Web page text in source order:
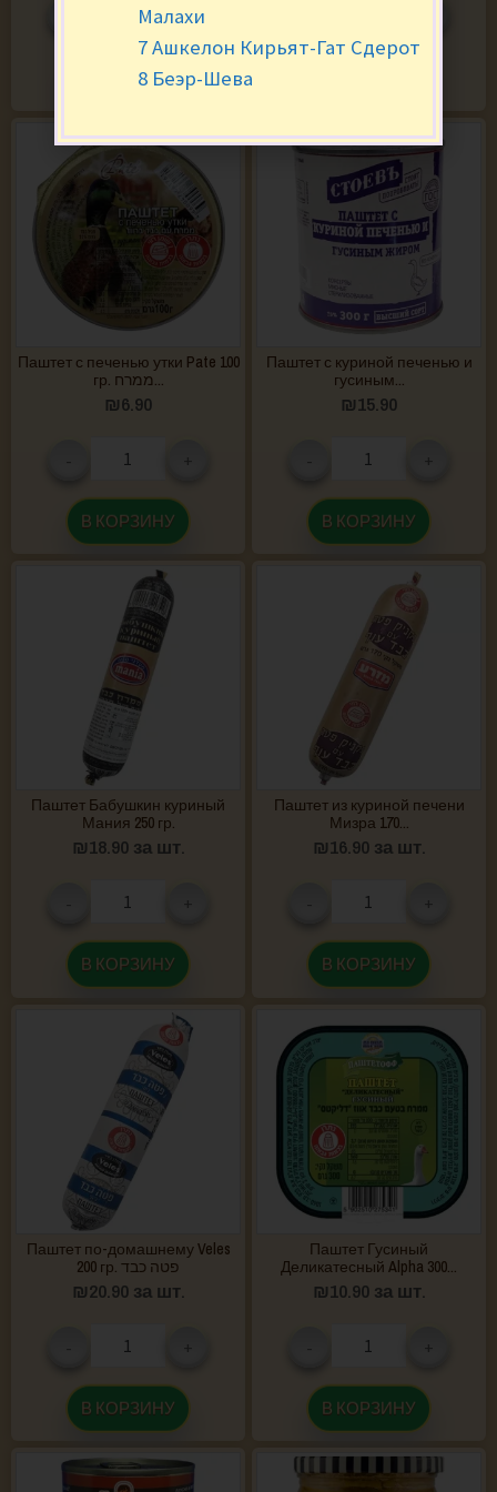
+
В КОРЗИНУ
Паштет с печенью утки Pate 100
гр. ממרח...
₪6.90
В КОРЗИНУ
Паштет с куриной печенью и
гусиным...
₪15.90
В КОРЗИНУ
Паштет Бабушкин куриный
Мания 250 гр.
₪18.90 за шт.
В КОРЗИНУ
Паштет из куриной печени
Мизра 170...
₪16.90 за шт.
В КОРЗИНУ
Паштет по-домашнему Veles
200 гр. פטה כבד
₪20.90 за шт.
В КОРЗИНУ
Паштет Гусиный
Деликатесный Alpha 300...
₪10.90 за шт.
В КОРЗИНУ
Малахи
7 Ашкелон Кирьят-Гат Сдерот
8 Беэр-Шева